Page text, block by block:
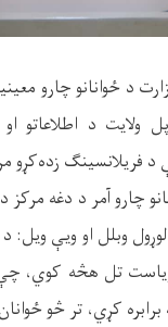
د ځوانانو چارو
د اطلاعاتو
د فريلانسینګ زده‌کړو
چارو آمر د دغه مرکز
وبلل او ویې‌ ویل:
ریاست تل هڅه کوي،
کړي، تر څو